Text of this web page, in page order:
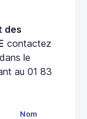
des
contactez
dans le
au 01 83
Nom